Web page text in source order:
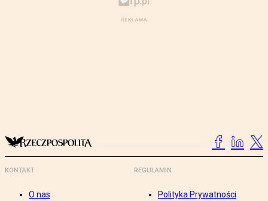
KONTAKT
O nas
REGULAMIN
Polityka Prywatności